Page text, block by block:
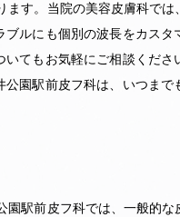
個別の診療報酬の算定
。
い方は、会計窓口にて
す。当院の美容皮膚科では
ルにも個別の波長をカスタ
てもお気軽にご相談くださ
園駅前皮フ科は、いつまで
駅前皮フ科では、一般的な